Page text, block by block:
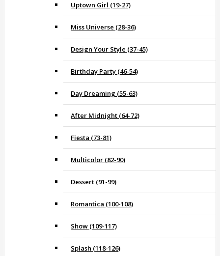
Uptown Girl (19-27)
Miss Universe (28-36)
Design Your Style (37-45)
Birthday Party (46-54)
Day Dreaming (55-63)
After Midnight (64-72)
Fiesta (73-81)
Multicolor (82-90)
Dessert (91-99)
Romantica (100-108)
Show (109-117)
Splash (118-126)